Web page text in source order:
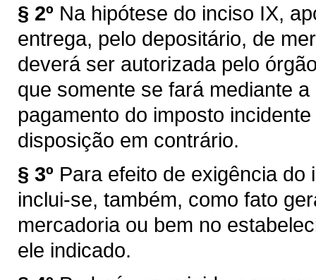
§ 2º Na hipótese do inciso IX,
entrega, pelo depositário, de
deverá ser autorizada pelo
que somente se fará mediante
pagamento do imposto
disposição em contrário.
§ 3º Para efeito de exigência
inclui-se, também, como fato
mercadoria ou bem no
ele indicado.